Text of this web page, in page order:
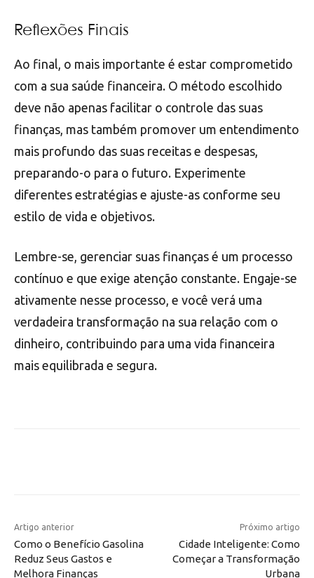
Reflexões Finais
Ao final, o mais importante é estar comprometido
com a sua saúde financeira. O método escolhido
deve não apenas facilitar o controle das suas
finanças, mas também promover um entendimento
mais profundo das suas receitas e despesas,
preparando-o para o futuro. Experimente
diferentes estratégias e ajuste-as conforme seu
estilo de vida e objetivos.
Lembre-se, gerenciar suas finanças é um processo
contínuo e que exige atenção constante. Engaje-se
ativamente nesse processo, e você verá uma
verdadeira transformação na sua relação com o
dinheiro, contribuindo para uma vida financeira
mais equilibrada e segura.
Artigo anterior
Como o Benefício Gasolina
Reduz Seus Gastos e
Melhora Finanças
Próximo artigo
Cidade Inteligente: Como
Começar a Transformação
Urbana